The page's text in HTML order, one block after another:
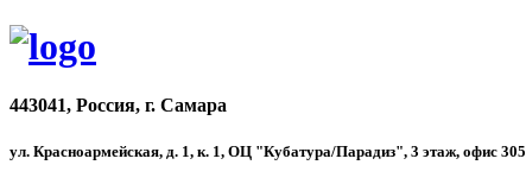
443041, Россия, г. Самара
ул. Красноармейская, д. 1, к. 1, ОЦ "Кубатура/Парадиз", 3 этаж, офис 305